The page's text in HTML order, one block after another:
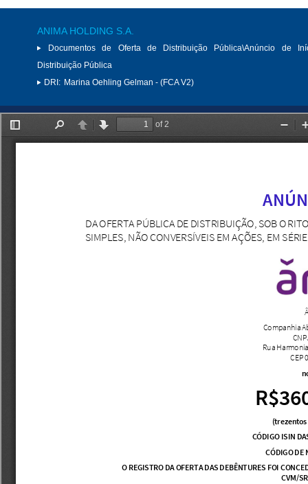
ANIMA HOLDING S.A.
Documentos de Oferta de Distribuição Pública\Anúncio de
Distribuição Pública
DRI: Marina Oehling Gelman - (FCA V2)